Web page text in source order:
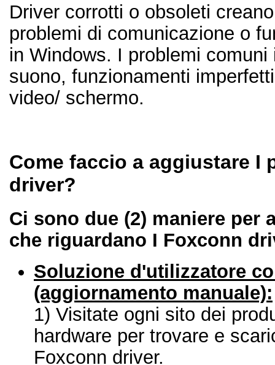
Driver corrotti o obsoleti
problemi di comunicazione o
in Windows. I problemi
suono, funzionamenti
video/ schermo.
Come faccio a aggiustare I
driver?
Ci sono due (2) maniere per
che riguardano I Foxconn
Soluzione d'utilizzatore
(aggiornamento manuale):
1) Visitate ogni sito dei
hardware per trovare e
Foxconn driver.